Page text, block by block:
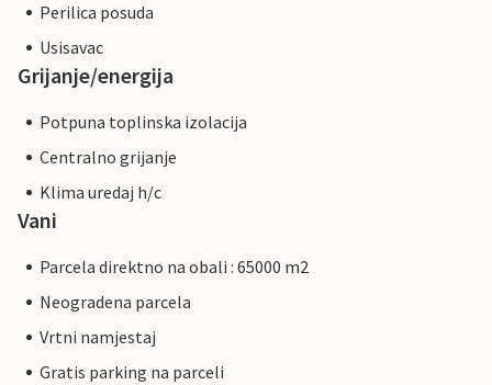
Perilica posuda
Usisavac
Grijanje/energija
Potpuna toplinska izolacija
Centralno grijanje
Klima uredaj h/c
Vani
Parcela direktno na obali : 65000 m2
Neogradena parcela
Vrtni namjestaj
Gratis parking na parceli